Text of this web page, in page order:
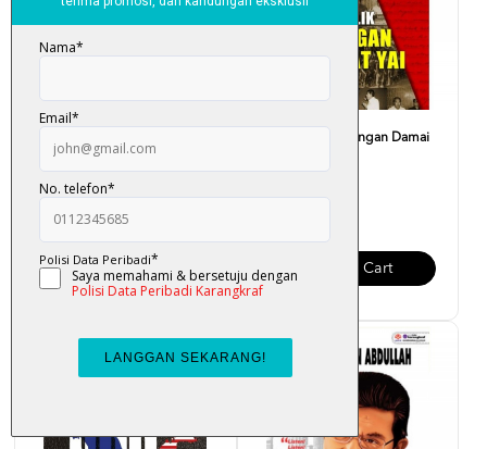
Sale
RM 25.00
Add To Cart
Di Sebalik Rundingan Damai
RM 38.00
Add To Cart